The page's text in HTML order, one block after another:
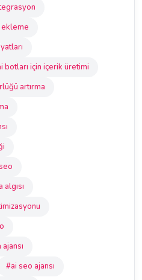
ekleme
botları için içerik üretimi
artırma
#ai seo ajansı